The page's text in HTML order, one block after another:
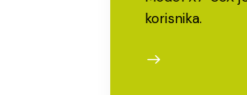
korisnika.